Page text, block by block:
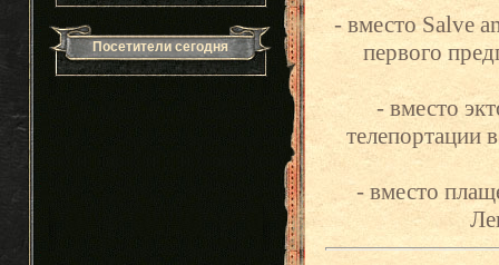
Посетители сегодня
- вместо Salve
первого
- вместо
телепортации
- вместо